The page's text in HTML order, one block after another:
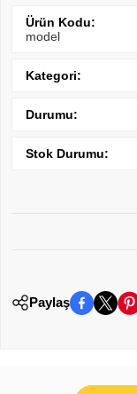
Ürün Kodu:
model
Kategori:
Durumu:
Stok Durumu:
Paylaş